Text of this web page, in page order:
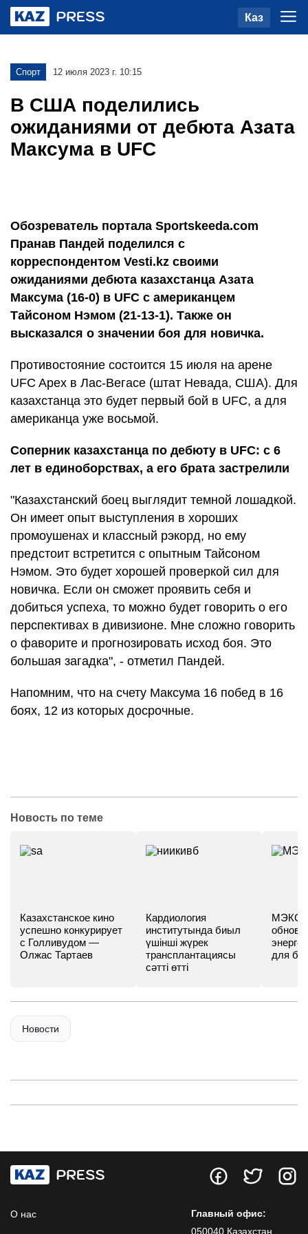
Каз
Спорт 12 июля 2023 г. 10:15
В США поделились
ожиданиями от дебюта Азата
Максума в UFC
Обозреватель портала Sportskeeda.com
Пранав Пандей поделился с
корреспондентом Vesti.kz своими
ожиданиями дебюта казахстанца Азата
Максума (16-0) в UFC с американцем
Тайсоном Нэмом (21-13-1). Также он
высказался о значении боя для новичка.
Противостояние состоится 15 июля на арене
UFC Apex в Лас-Вегасе (штат Невада, США). Для
казахстанца это будет первый бой в UFC, а для
американца уже восьмой.
Соперник казахстанца по дебюту в UFC: с 6
лет в единоборствах, а его брата застрелили
"Казахстанский боец выглядит темной лошадкой.
Он имеет опыт выступления в хороших
промоушенах и классный рэкорд, но ему
предстоит встретится с опытным Тайсоном
Нэмом. Это будет хорошей проверкой сил для
новичка. Если он сможет проявить себя и
добиться успеха, то можно будет говорить о его
перспективах в дивизионе. Мне сложно говорить
о фаворите и прогнозировать исход боя. Это
большая загадка", - отметил Пандей.
Напомним, что на счету Максума 16 побед в 16
боях, 12 из которых досрочные.
Новость по теме
Казахстанское кино
успешно конкурирует
с Голливудом —
Олжас Тартаев
Кардиология
институтында биыл
үшінші жүрек
трансплантациясы
сәтті өтті
МЭКС -
для
Новости
О нас
Главный офис:
050040 Казахстан,